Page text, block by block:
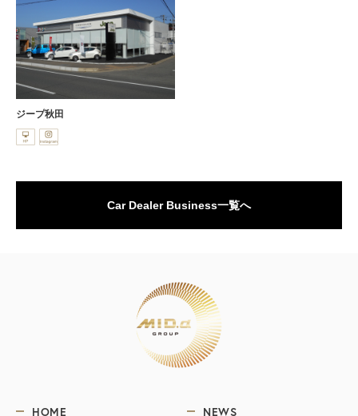
ジープ秋田
Car Dealer Business一覧へ
HOME NEWS